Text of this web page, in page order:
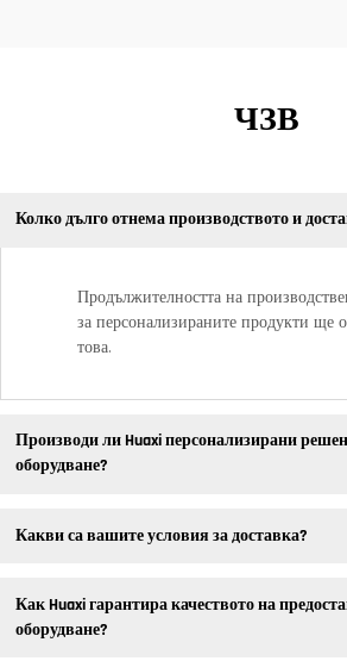
ЧЗВ
Колко дълго отнема производството и
Продължителността на
за персонализираните продукти ще
това.
Производи ли Huaxi персонализирани
оборудване?
Какви са вашите условия за доставка?
Как Huaxi гарантира качеството на
оборудване?